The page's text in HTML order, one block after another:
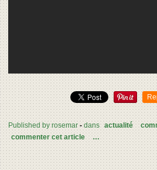
Published by rosemar -dans actualité
commenter cet article
…